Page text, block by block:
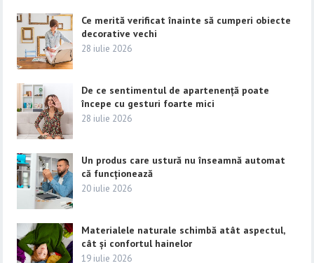
Ce merită verificat înainte să cumperi obiecte
decorative vechi
28 iulie 2026
De ce sentimentul de apartenență poate
începe cu gesturi foarte mici
28 iulie 2026
Un produs care ustură nu înseamnă automat
că funcționează
20 iulie 2026
Materialele naturale schimbă atât aspectul,
cât și confortul hainelor
19 iulie 2026